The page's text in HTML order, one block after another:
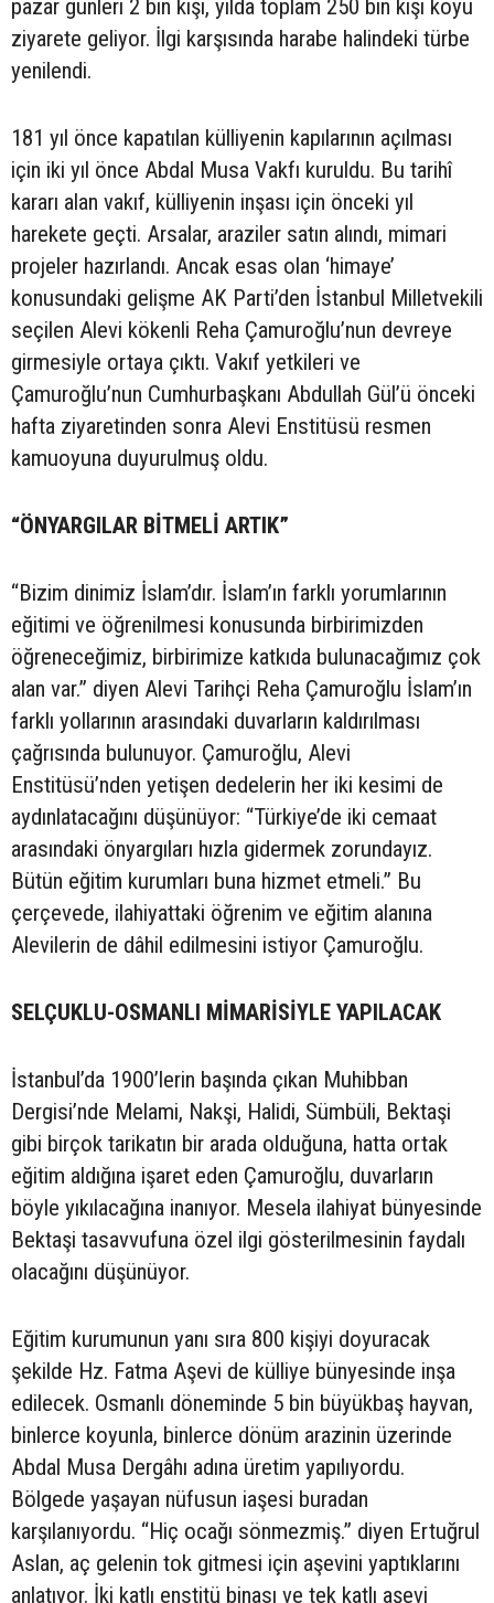
pazar günleri 2 bin kişi, yılda toplam 250 bin kişi köyü
ziyarete geliyor. İlgi karşısında harabe halindeki türbe
yenilendi.
181 yıl önce kapatılan külliyenin kapılarının açılması
için iki yıl önce Abdal Musa Vakfı kuruldu. Bu tarihî
kararı alan vakıf, külliyenin inşası için önceki yıl
harekete geçti. Arsalar, araziler satın alındı, mimari
projeler hazırlandı. Ancak esas olan ‘himaye’
konusundaki gelişme AK Parti’den İstanbul Milletvekili
seçilen Alevi kökenli Reha Çamuroğlu’nun devreye
girmesiyle ortaya çıktı. Vakıf yetkileri ve
Çamuroğlu’nun Cumhurbaşkanı Abdullah Gül’ü önceki
hafta ziyaretinden sonra Alevi Enstitüsü resmen
kamuoyuna duyurulmuş oldu.
“ÖNYARGILAR BİTMELİ ARTIK”
“Bizim dinimiz İslam’dır. İslam’ın farklı yorumlarının
eğitimi ve öğrenilmesi konusunda birbirimizden
öğreneceğimiz, birbirimize katkıda bulunacağımız çok
alan var.” diyen Alevi Tarihçi Reha Çamuroğlu İslam’ın
farklı yollarının arasındaki duvarların kaldırılması
çağrısında bulunuyor. Çamuroğlu, Alevi
Enstitüsü’nden yetişen dedelerin her iki kesimi de
aydınlatacağını düşünüyor: “Türkiye’de iki cemaat
arasındaki önyargıları hızla gidermek zorundayız.
Bütün eğitim kurumları buna hizmet etmeli.” Bu
çerçevede, ilahiyattaki öğrenim ve eğitim alanına
Alevilerin de dâhil edilmesini istiyor Çamuroğlu.
SELÇUKLU-OSMANLI MİMARİSİYLE YAPILACAK
İstanbul’da 1900’lerin başında çıkan Muhibban
Dergisi’nde Melami, Nakşi, Halidi, Sümbüli, Bektaşi
gibi birçok tarikatın bir arada olduğuna, hatta ortak
eğitim aldığına işaret eden Çamuroğlu, duvarların
böyle yıkılacağına inanıyor. Mesela ilahiyat bünyesinde
Bektaşi tasavvufuna özel ilgi gösterilmesinin faydalı
olacağını düşünüyor.
Eğitim kurumunun yanı sıra 800 kişiyi doyuracak
şekilde Hz. Fatma Aşevi de külliye bünyesinde inşa
edilecek. Osmanlı döneminde 5 bin büyükbaş hayvan,
binlerce koyunla, binlerce dönüm arazinin üzerinde
Abdal Musa Dergâhı adına üretim yapılıyordu.
Bölgede yaşayan nüfusun iaşesi buradan
karşılanıyordu. “Hiç ocağı sönmezmiş.” diyen Ertuğrul
Aslan, aç gelenin tok gitmesi için aşevini yaptıklarını
anlatıyor. İki katlı enstitü binası ve tek katlı aşevi